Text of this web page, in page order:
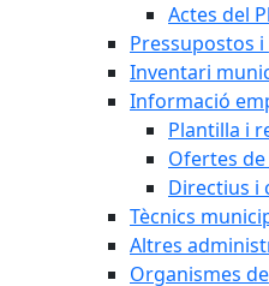
Actes del
Pressupostos
Inventari
Informació
Plantilla i
Ofertes
Directius i
Tècnics
Altres
Organismes